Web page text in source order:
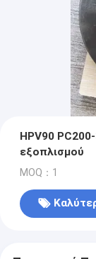
HPV90
εξοπλισμού
MOQ：1